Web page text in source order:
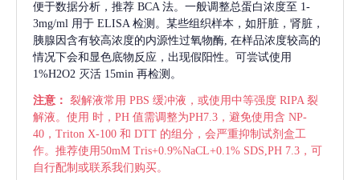
便于数据分析，推荐 BCA 法。一般调整总蛋白浓度至 1-
3mg/ml 用于 ELISA 检测。某些组织样本，如肝脏，肾脏，
胰腺因含有较高浓度的内源性过氧物酶, 在样品浓度较高的
情况下会和显色底物反应，出现假阳性。可尝试使用
1%H2O2 灭活 15min 再检测。
注意： 裂解液常用 PBS 缓冲液，或使用中等强度 RIPA 裂
解液。使用 时，PH 值需调整为PH7.3，避免使用含 NP-
40，Triton X-100 和 DTT 的组分，会严重抑制试剂盒工
作。推荐使用50mM Tris+0.9%NaCL+0.1% SDS,PH 7.3，可
自行配制或联系我们购买。